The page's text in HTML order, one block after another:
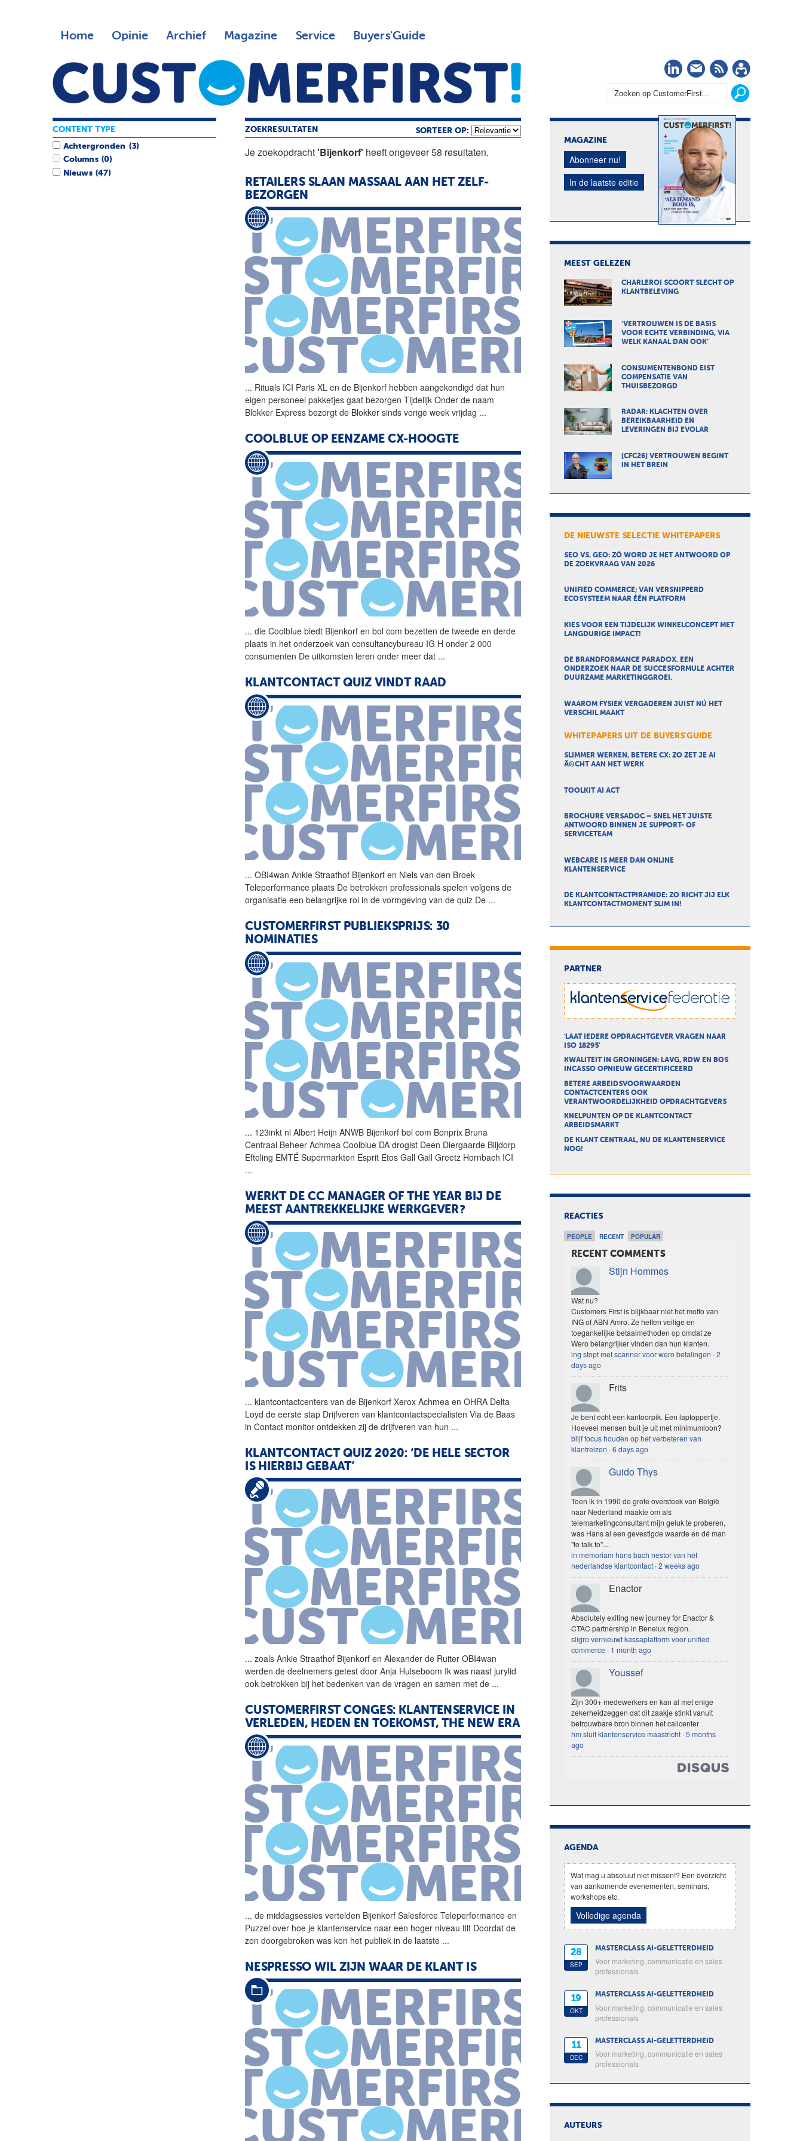
Home Opinie Archief Magazine Service Buyers'Guide
LinkedIn
Nieuwsbrief
RSS
ZOEKRESULTATEN SORTEER OP:
Je zoekopdracht'Bijenkorf' heeft ongeveer 58 resultaten.
RETAILERS SLAAN MASSAAL AAN HET ZELF-
BEZORGEN
... Rituals ICI Paris XL en de Bijenkorf hebben aangekondigd dat hun
eigen personeel pakketjes gaat bezorgen Tijdelijk Onder de naam
Blokker Express bezorgt de Blokker sinds vorige week vrijdag ...
COOLBLUE OP EENZAME CX-HOOGTE
... die Coolblue biedt Bijenkorf en bol com bezetten de tweede en derde
plaats in het onderzoek van consultancybureau IG H onder 2 000
consumenten De uitkomsten leren onder meer dat ...
KLANTCONTACT QUIZ VINDT RAAD
... OBI4wan Ankie Straathof Bijenkorf en Niels van den Broek
Teleperformance plaats De betrokken professionals spelen volgens de
organisatie een belangrijke rol in de vormgeving van de quiz De ...
CUSTOMERFIRST PUBLIEKSPRIJS: 30
NOMINATIES
... 123inkt nl Albert Heijn ANWB Bijenkorf bol com Bonprix Bruna
Centraal Beheer Achmea Coolblue DA drogist Deen Diergaarde Blijdorp
Efteling EMTÉ Supermarkten Esprit Etos Gall Gall Greetz Hornbach ICI
...
WERKT DE CC MANAGER OF THE YEAR BIJ DE
MEEST AANTREKKELIJKE WERKGEVER?
... klantcontactcenters van de Bijenkorf Xerox Achmea en OHRA Delta
Loyd de eerste stap Drijfveren van klantcontactspecialisten Via de Baas
in Contact monitor ontdekken zij de drijfveren van hun ...
KLANTCONTACT QUIZ 2020: ‘DE HELE SECTOR
IS HIERBIJ GEBAAT’
... zoals Ankie Straathof Bijenkorf en Alexander de Ruiter OBI4wan
werden de deelnemers getest door Anja Hulseboom Ik was naast jurylid
ook betrokken bij het bedenken van de vragen en samen met de ...
CUSTOMERFIRST CONGES: KLANTENSERVICE IN
VERLEDEN, HEDEN EN TOEKOMST, THE NEW ERA
... de middagsessies vertelden Bijenkorf Salesforce Teleperformance en
Puzzel over hoe je klantenservice naar een hoger niveau tilt Doordat de
zon doorgebroken was kon het publiek in de laatste ...
NESPRESSO WIL ZIJN WAAR DE KLANT IS
CONTENT TYPE
Achtergronden (3)
Columns (0)
Nieuws (47)
MAGAZINE
Abonneer nu!
In de laatste editie
MEEST GELEZEN
CHARLEROI SCOORT SLECHT OP
KLANTBELEVING
‘VERTROUWEN IS DE BASIS
VOOR ECHTE VERBINDING, VIA
WELK KANAAL DAN OOK’
CONSUMENTENBOND EIST
COMPENSATIE VAN
THUISBEZORGD
RADAR: KLACHTEN OVER
BEREIKBAARHEID EN
LEVERINGEN BIJ EVOLAR
[CFC26] VERTROUWEN BEGINT
IN HET BREIN
DE NIEUWSTE SELECTIE WHITEPAPERS
SEO VS. GEO: ZÓ WORD JE HET ANTWOORD OP
DE ZOEKVRAAG VAN 2026
UNIFIED COMMERCE; VAN VERSNIPPERD
ECOSYSTEEM NAAR ÉÉN PLATFORM
KIES VOOR EEN TIJDELIJK WINKELCONCEPT MET
LANGDURIGE IMPACT!
DE BRANDFORMANCE PARADOX. EEN
ONDERZOEK NAAR DE SUCCESFORMULE ACHTER
DUURZAME MARKETINGGROEI.
WAAROM FYSIEK VERGADEREN JUIST NÚ HET
VERSCHIL MAAKT
WHITEPAPERS UIT DE BUYERS'GUIDE
SLIMMER WERKEN, BETERE CX: ZO ZET JE AI
Ã©CHT AAN HET WERK
TOOLKIT AI ACT
BROCHURE VERSADOC – SNEL HET JUISTE
ANTWOORD BINNEN JE SUPPORT- OF
SERVICETEAM
WEBCARE IS MEER DAN ONLINE
KLANTENSERVICE
DE KLANTCONTACTPIRAMIDE: ZO RICHT JIJ ELK
KLANTCONTACTMOMENT SLIM IN!
PARTNER
'LAAT IEDERE OPDRACHTGEVER VRAGEN NAAR
ISO 18295'
KWALITEIT IN GRONINGEN: LAVG, RDW EN BOS
INCASSO OPNIEUW GECERTIFICEERD
BETERE ARBEIDSVOORWAARDEN
CONTACTCENTERS OOK
VERANTWOORDELIJKHEID OPDRACHTGEVERS
KNELPUNTEN OP DE KLANTCONTACT
ARBEIDSMARKT
DE KLANT CENTRAAL, NU DE KLANTENSERVICE
NOG!
REACTIES
PEOPLE RECENT POPULAR
RECENT COMMENTS
Stijn Hommes
Wat nu?
Customers First is blijkbaar niet het motto van
ING of ABN Amro. Ze heffen veilige en
toegankelijke betaalmethoden op omdat ze
Wero belangrijker vinden dan hun klanten.
ing stopt met scanner voor wero betalingen ·2
days ago
Frits
Je bent echt een kantoorpik. Een laptoppertje.
Hoeveel mensen buit je uit met minimumloon?
blijf focus houden op het verbeteren van
klantreizen ·6 days ago
Guido Thys
Toen ik in 1990 de grote oversteek van België
naar Nederland maakte om als
telemarketingconsultant mijn geluk te proberen,
was Hans al een gevestigde waarde en dé man
"to talk to"....
in memoriam hans bach nestor van het
nederlandse klantcontact ·2 weeks ago
Enactor
Absolutely exiting new journey for Enactor &
CTAC partnership in Benelux region.
sligro vernieuwt kassaplatform voor unified
commerce · 1 month ago
Youssef
Zijn 300+ medewerkers en kan al met enige
zekerheidzeggen dat dit zaakje stinkt vanuit
betrouwbare bron binnen het callcenter
hm sluit klantenservice maastricht ·5 months
ago
AGENDA
Wat mag u absoluut niet missen!? Een overzicht
van aankomende evenementen, seminars,
workshops etc.
Volledige agenda
28
SEP
MASTERCLASS AI-GELETTERDHEID
Voor marketing, communicatie en sales
professionals
19
OKT
MASTERCLASS AI-GELETTERDHEID
Voor marketing, communicatie en sales
professionals
11
DEC
MASTERCLASS AI-GELETTERDHEID
Voor marketing, communicatie en sales
professionals
AUTEURS